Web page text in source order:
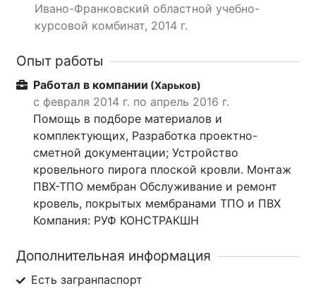
Ивано-Франковский областной учебно-
курсовой комбинат, 2014 г.
Опыт работы
Работал в компании (Харьков)
с февраля 2014 г. по апрель 2016 г.
Помощь в подборе материалов и
комплектующих, Разработка проектно-
сметной документации; Устройство
кровельного пирога плоской кровли. Монтаж
ПВХ-ТПО мембран Обслуживание и ремонт
кровель, покрытых мембранами ТПО и ПВХ
Компания: РУФ КОНСТРАКШН
Дополнительная информация
Есть загранпаспорт